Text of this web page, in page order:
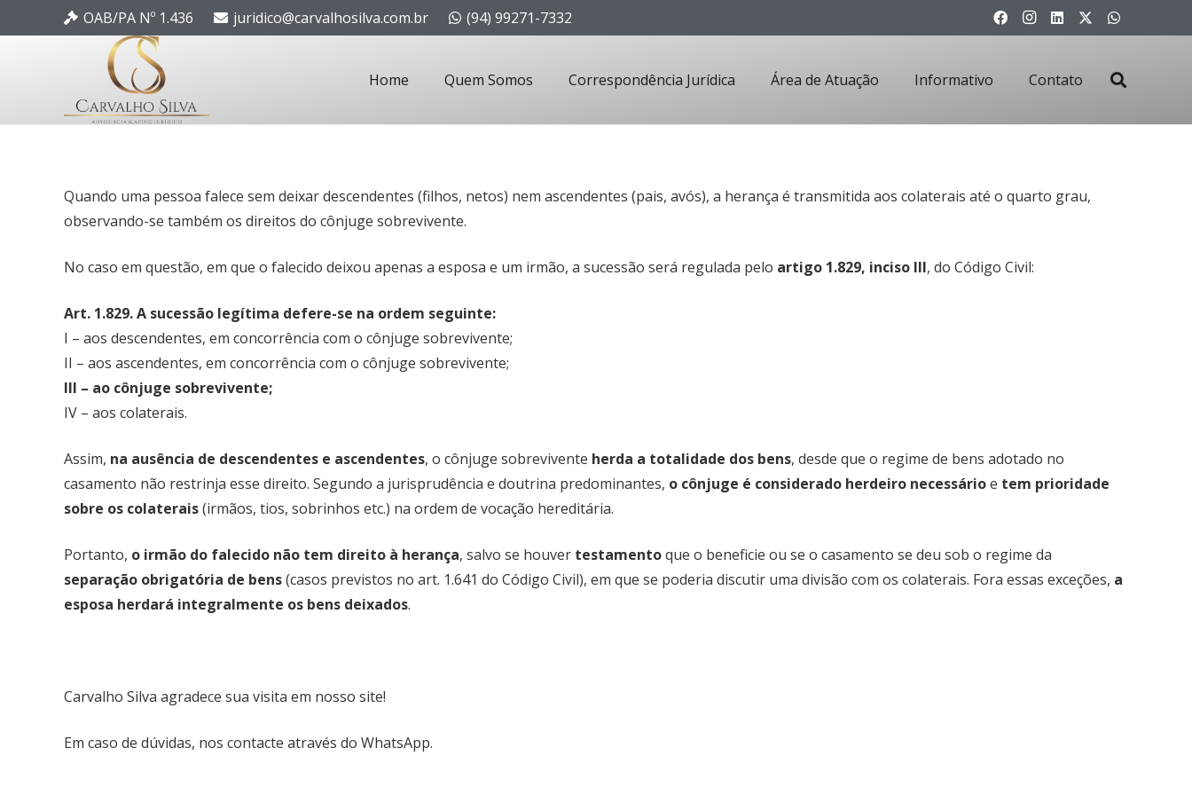
OAB/PA Nº 1.436 juridico@carvalhosilva.com.br (94) 99271-7332
Home Quem Somos Correspondência Jurídica Área de Atuação Informativo Contato
Quando uma pessoa falece sem deixar descendentes (filhos, netos) nem ascendentes (pais, avós), a herança é transmitida aos colaterais até o quarto grau,
observando-se também os direitos do cônjuge sobrevivente.
No caso em questão, em que o falecido deixou apenas a esposa e um irmão, a sucessão será regulada pelo artigo 1.829, inciso III, do Código Civil:
Art. 1.829. A sucessão legítima defere-se na ordem seguinte:
I – aos descendentes, em concorrência com o cônjuge sobrevivente;
II – aos ascendentes, em concorrência com o cônjuge sobrevivente;
III – ao cônjuge sobrevivente;
IV – aos colaterais.
Assim, na ausência de descendentes e ascendentes, o cônjuge sobrevivente herda a totalidade dos bens, desde que o regime de bens adotado no
casamento não restrinja esse direito. Segundo a jurisprudência e doutrina predominantes, o cônjuge é considerado herdeiro necessárioe tem prioridade
sobre os colaterais(irmãos, tios, sobrinhos etc.) na ordem de vocação hereditária.
Portanto, o irmão do falecido não tem direito à herança, salvo se houver testamentoque o beneficie ou se o casamento se deu sob o regime da
separação obrigatória de bens(casos previstos no art. 1.641 do Código Civil), em que se poderia discutir uma divisão com os colaterais. Fora essas exceções, a
esposa herdará integralmente os bens deixados.
Carvalho Silva agradece sua visita em nosso site!
Em caso de dúvidas, nos contacte através do WhatsApp.